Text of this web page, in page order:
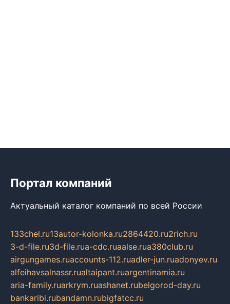
Портал компаний
Актуальный каталог компаний по всей России
133chel.ru13autor-kolonka.ru2864420.ru2rich.ru
3-d-file.ru3d-file.rua-cdc.ruaalse.rua380club.ru
airgungames.ruaccounts-112.ruadler-jun.ruadonyev.ru
alfeihavsalnassr.rualtaipant.ruargentinamia.ru
aria-family.ruarkrym.ruashanet.rubelgorod-day.ru
bankaribi.rubandamn.rubigfatcc.ru